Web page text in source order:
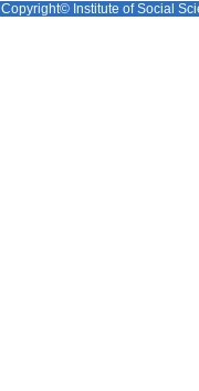
Copyright© Institute of Social